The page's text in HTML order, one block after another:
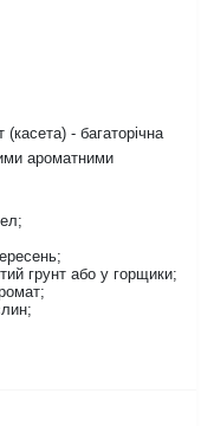
- багаторічна
ароматними
грунт або у горщики;